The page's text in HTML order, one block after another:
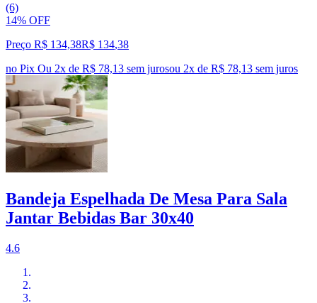
(6)
14% OFF
Preço R$ 134,38R$ 134,38
no Pix Ou 2x de R$ 78,13 sem jurosou 2x de R$ 78,13 sem juros
Bandeja Espelhada De Mesa Para Sala
Jantar Bebidas Bar 30x40
4.6